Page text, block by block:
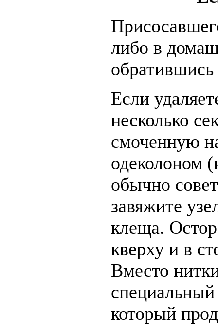
либо в
Если
несколько
смоченную
одеколоном
обычно
завяжите
клеща.
кверху и в
Вместо
который